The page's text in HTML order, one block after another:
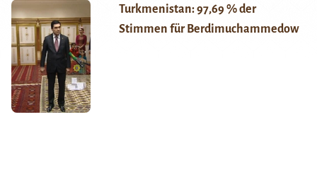
Turkmenistan: 97,69 % der
Stimmen für Berdimuchammedow